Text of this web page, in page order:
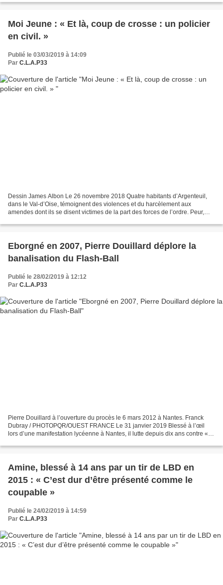
Moi Jeune : « Et là, coup de crosse : un policier
en civil. »
Publié le 03/03/2019 à 14:09
Par C.L.A.P33
Dessin James Albon Le 26 novembre 2018 Quatre habitants d’Argenteuil,
dans le Val-d’Oise, témoignent des violences et du harcèlement aux
amendes dont ils se disent victimes de la part des forces de l’ordre. Peur,
Eborgné en 2007, Pierre Douillard déplore la
banalisation du Flash-Ball
Publié le 28/02/2019 à 12:12
Par C.L.A.P33
Pierre Douillard à l’ouverture du procès le 6 mars 2012 à Nantes. Franck
Dubray / PHOTOPQR/OUEST FRANCE Le 31 janvier 2019 Blessé à l’œil
lors d’une manifestation lycéenne à Nantes, il lutte depuis dix ans contre « la
Amine, blessé à 14 ans par un tir de LBD en
2015 : « C’est dur d’être présenté comme le
coupable »
Publié le 24/02/2019 à 14:59
Par C.L.A.P33